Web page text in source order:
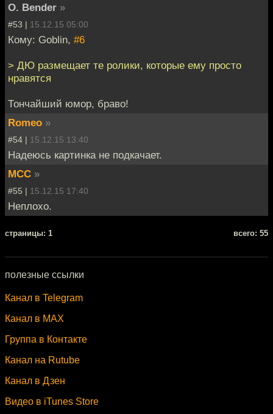
O. Bender »
#53 | 15.12.15 05:00
Кому: Goblin, #6
> ДЮ размещает те ролики, которые ему просто
нравятся
Тончайший юмор, браво!
Romeo »
#54 | 15.12.15 13:40
Надеюсь картинка не подкачает.
MCC »
#55 | 15.12.15 17:40
Неплохо.
cтраницы: 1 всего: 55
полезные ссылки
Канал в Telegram
Канал в MAX
Группа в Контакте
Канал на Rutube
Канал в Дзен
Видео в iTunes Store